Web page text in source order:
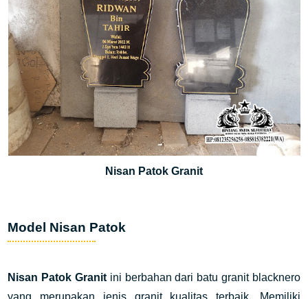
Nisan Patok Granit
Model Nisan Patok
Nisan Patok Granitini berbahan dari batu granit blacknero
yang merupakan jenis granit kualitas terbaik. Memiliki